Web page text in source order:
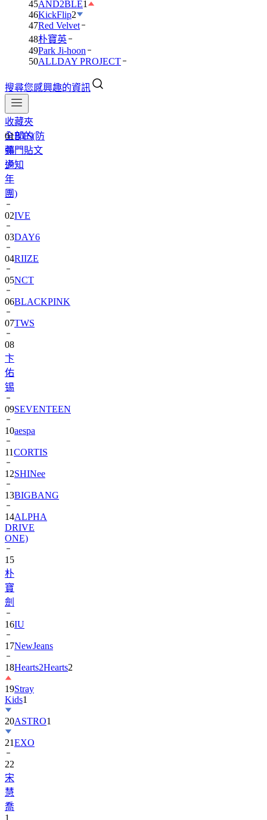
45AND2BLE1
46KickFlip2
47Red Velvet
48朴寶英
49Park Ji-hoon
50ALLDAY PROJECT
搜尋您感興趣的資訊
收藏夾
全部的
熱門貼文
通知
01BTS(防
彈
少
年
團)
02IVE
03DAY6
04RIIZE
05NCT
06BLACKPINK
07TWS
08
卞
佑
锡
09SEVENTEEN
10aespa
11CORTIS
12SHINee
13BIGBANG
14ALPHA
DRIVE
ONE)
15
朴
寶
劍
16IU
17NewJeans
18Hearts2Hearts2
19Stray
Kids1
20ASTRO1
21EXO
22
宋
慧
喬
1